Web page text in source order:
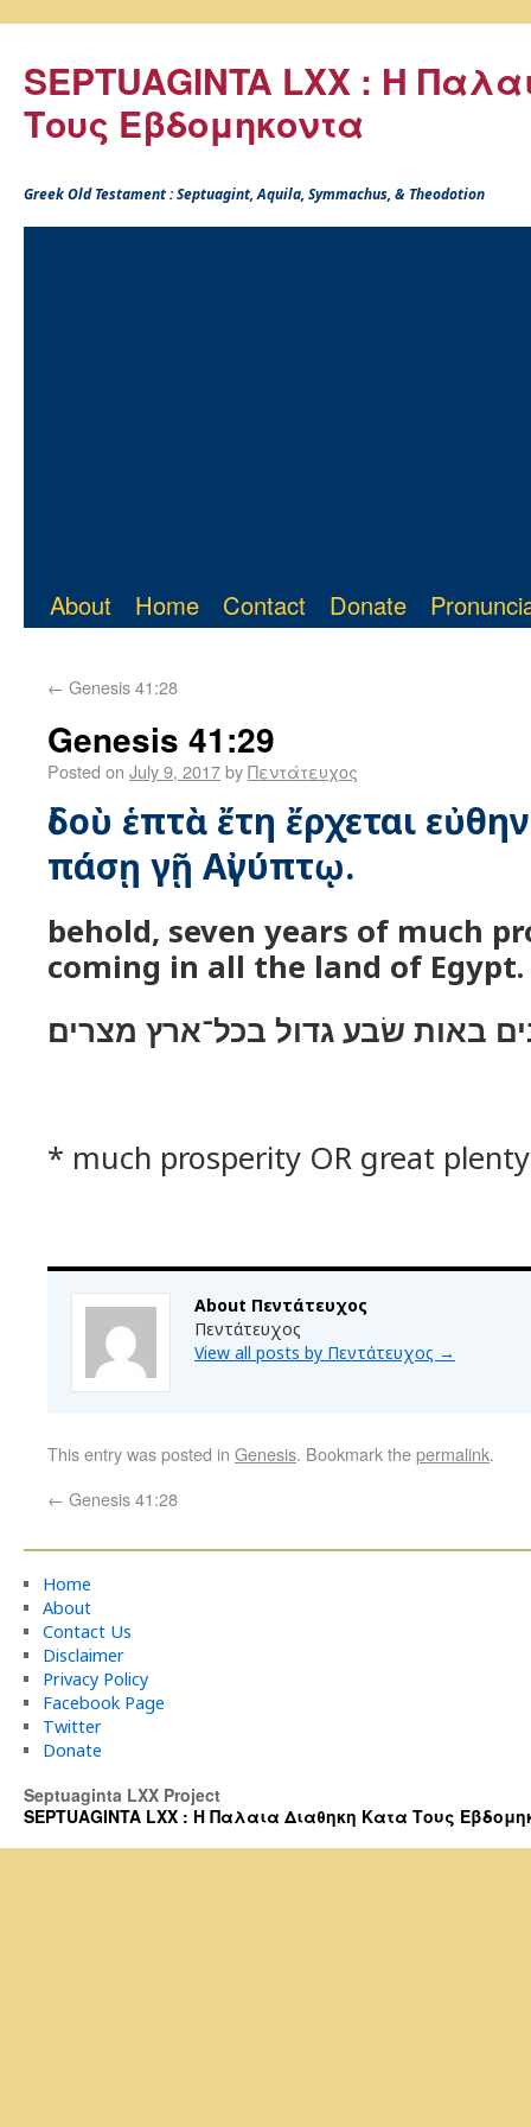
SEPTUAGINTA LXX : Η
Τους Εβδομηκοντα
Greek Old Testament : Septuagint, Aquila, Symmachus, & Theodotion
About Home Contact Donate
← Genesis 41:28
Genesis 41:29
Posted on July 9, 2017byΠεντάτευχος
ἰδοὺ ἑπτὰ ἔτη ἔρχεται
πάσῃ γῇ Αἰγύπτῳ.
behold, seven years of much
coming in all the land of Egypt.
באות שׂבע גדול בכל־ארץ מצרים׃
* much prosperity OR great plenty
About Πεντάτευχος
Πεντάτευχος
View all posts by Πεντάτευχος →
This entry was posted in Genesis. Bookmark thepermalink.
← Genesis 41:28
Home
About
Contact Us
Disclaimer
Privacy Policy
Facebook Page
Twitter
Donate
Septuaginta LXX Project
SEPTUAGINTA LXX : Η Παλαια Διαθηκη Κατα Τους